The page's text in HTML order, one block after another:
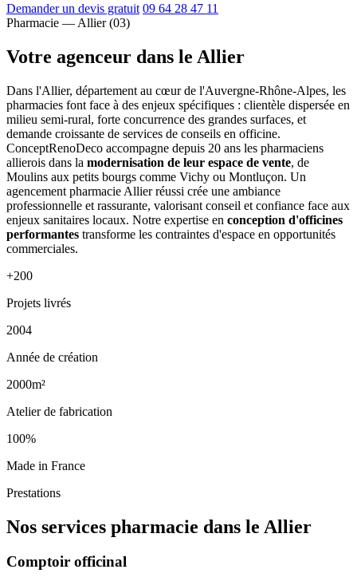
Demander un devis gratuit 09 64 28 47 11
Pharmacie — Allier (03)
Votre agenceur dans le Allier
Dans l'Allier, département au cœur de l'Auvergne-Rhône-Alpes, les
pharmacies font face à des enjeux spécifiques : clientèle dispersée en
milieu semi-rural, forte concurrence des grandes surfaces, et
demande croissante de services de conseils en officine.
ConceptRenoDeco accompagne depuis 20 ans les pharmaciens
allierois dans la modernisation de leur espace de vente, de
Moulins aux petits bourgs comme Vichy ou Montluçon. Un
agencement pharmacie Allier réussi crée une ambiance
professionnelle et rassurante, valorisant conseil et confiance face aux
enjeux sanitaires locaux. Notre expertise en conception d'officines
performantes transforme les contraintes d'espace en opportunités
commerciales.
+200
Projets livrés
2004
Année de création
2000m²
Atelier de fabrication
100%
Made in France
Prestations
Nos services pharmacie dans le Allier
Comptoir officinal